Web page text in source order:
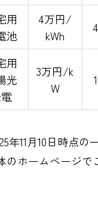
用
池
4万円/
kWh
用
光
3万円/k
W
年11月10日時点の
のホームページで